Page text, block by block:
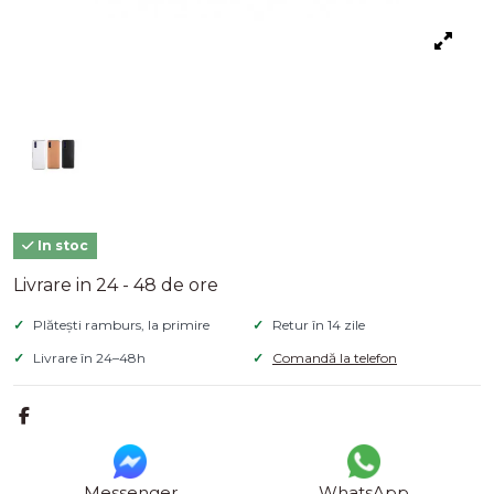
In stoc
Livrare in 24 - 48 de ore
Plătești ramburs, la primire
Retur în 14 zile
Livrare în 24–48h
Comandă la telefon